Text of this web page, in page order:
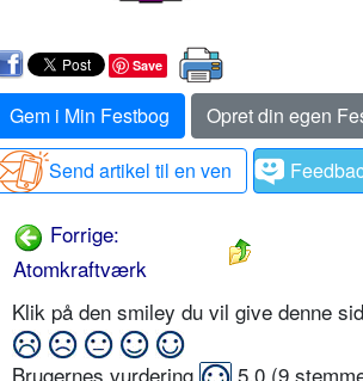
Save
Gem i Min Festbog
Opret din egen
Send artikel til en ven
Forrige:
Atomkraftværk
Klik på den smiley du vil give denne
Brugernes vurdering 5,0 (9